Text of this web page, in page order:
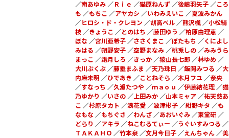
／南あゆみ／Ｒｉｅ ／猫原ねんず／後藤羽矢子／ころ
も ／もちこ ／アヤカシ ／いわみえいこ ／夏波みかん
／ヒロシ・ド・クレヨン／胡高ベル／熊沢楓／小松絹
枝／きょうこ ／とのはち ／藤田ゆう ／柏原由理恵／
ぽな／宮川亜希子／ささくまこ ／ぼたもち ／くによし
みはる ／朔野安子／空野まなみ／桃兎しの／みみうら
まっこ ／霜月しろ ／きっか／猿山長七郎／林ゆめ ／
大川ぶくぶ／藤垂まふま ／天乃珠日 ／飯岡みつる ／大
内麻未明 ／ひであき ／ことねそら ／木月フユ／奈央
／すなっち ／久瀬たつや ／ｍａｏｕ ／伊藤結花理／猫
乃ゆかり ／いさの／上田みか／山本ミャア／祐天慈あ
こ ／杉原タカト ／浪花愛／波津彬子／紺野キタ ／も
なもな／もちぐさ ／わんざ／あおいぐみ／東堂研／
どらり ／アキラ ／ねこむるてぃー ／うぐいすみつる ／
ＴＡＫＡＨＯ ／竹本泉／文月今日子／えんちゃん／美